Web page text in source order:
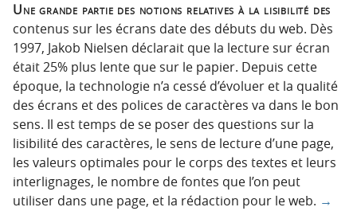
Une grande partie des notions relatives à la lisibilité des
contenus sur les écrans date des débuts du web. Dès
1997, Jakob Nielsen déclarait que la lecture sur écran
était 25% plus lente que sur le papier. Depuis cette
époque, la technologie n’a cessé d’évoluer et la qualité
des écrans et des polices de caractères va dans le bon
sens. Il est temps de se poser des questions sur la
lisibilité des caractères, le sens de lecture d’une page,
les valeurs optimales pour le corps des textes et leurs
interlignages, le nombre de fontes que l’on peut
utiliser dans une page, et la rédaction pour le web. →